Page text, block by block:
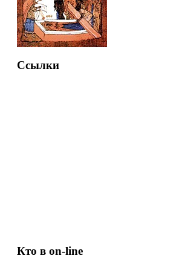
Ссылки
Кто в on-line